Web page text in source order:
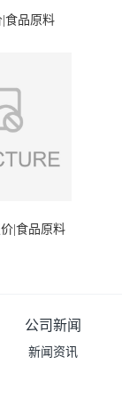
食品原料
|食品原料
公司新闻
新闻资讯